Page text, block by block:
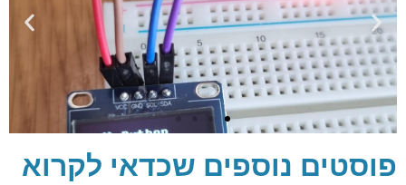
פוסטים נוספים שכדאי לקרוא